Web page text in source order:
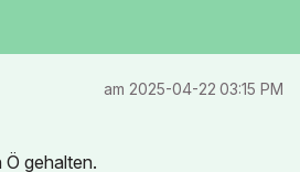
am ‎2025-04-22 03:15 PM
gehalten.